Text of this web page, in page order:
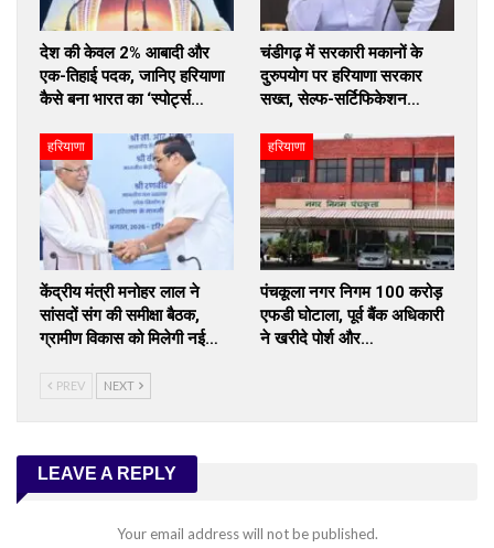
देश की केवल 2% आबादी और
एक-तिहाई पदक, जानिए हरियाणा
कैसे बना भारत का ‘स्पोर्ट्स…
चंडीगढ़ में सरकारी मकानों के
दुरुपयोग पर हरियाणा सरकार
सख्त, सेल्फ-सर्टिफिकेशन…
हरियाणा
केंद्रीय मंत्री मनोहर लाल ने
सांसदों संग की समीक्षा बैठक,
ग्रामीण विकास को मिलेगी नई…
हरियाणा
पंचकूला नगर निगम 100 करोड़
एफडी घोटाला, पूर्व बैंक अधिकारी
ने खरीदे पोर्श और…
PREV NEXT
LEAVE A REPLY
Your email address will not be published.